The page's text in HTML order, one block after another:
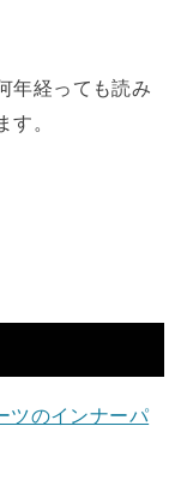
年経っても読み
。
ツのインナーパ